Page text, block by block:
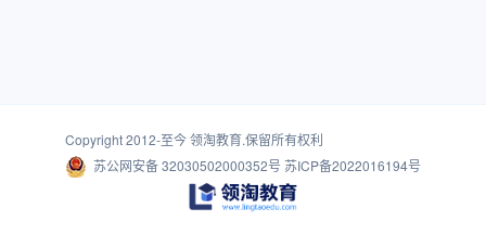
Copyright 2012-至今领淘教育.保留所有权利
苏公网安备 32030502000352号 苏ICP备2022016194号